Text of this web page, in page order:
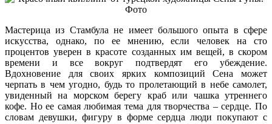
Мастерица из Стамбула не имеет большого опыта в сфере
искусства, однако, по ее мнению, если человек на сто
процентов уверен в красоте созданных им вещей, в скором
времени и все вокруг подтвердят его убеждение.
Вдохновение для своих ярких композиций Сена может
черпать в чем угодно, будь то пролетающий в небе самолет,
увиденный на морском берегу краб или чашка утреннего
кофе. Но ее самая любимая тема для творчества – сердце. По
словам девушки, фигуру в форме сердца люди покупают с